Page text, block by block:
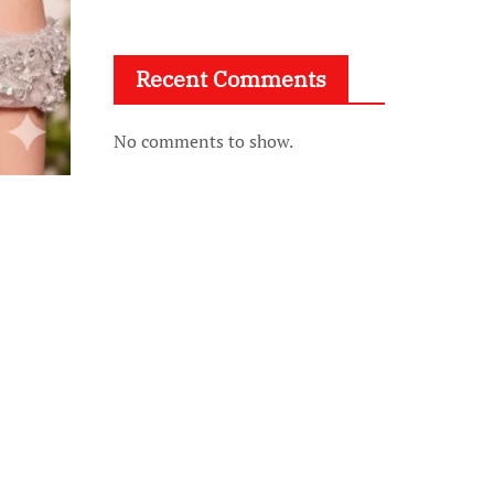
Recent Comments
No comments to show.